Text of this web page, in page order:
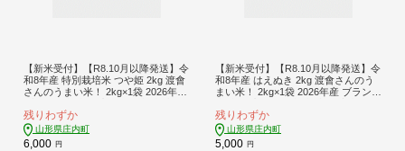
【新米受付】【R8.10月以降発送】令
和8年産 特別栽培米 つや姫 2kg 渡會
さんのうまい米！ 2kg×1袋 2026年産
庄内平野 コシヒカリの原点、亀の尾
発祥の地 庄内
残りわずか
山形県庄内町
6,000 円
【新米受付】【R8.10月以降発送】令
和8年産 はえぬき 2kg 渡會さんのう
まい米！ 2kg×1袋 2026年産 ブランド
コシヒカリの原点、亀の尾発祥の地
庄内
残りわずか
山形県庄内町
5,000 円